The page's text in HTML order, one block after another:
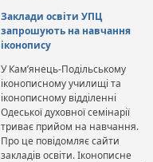
Заклади освіти УПЦ
запрошують на навчання
іконопису
У Кам’янець-Подільському
іконописному училищі та
іконописному відділенні
Одеської духовної семінарії
триває прийом на навчання.
Про це повідомляє сайти
закладів освіти. Іконописне